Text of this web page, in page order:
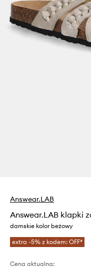
Answear.LAB
Answear.LAB klapki
damskie kolor beżowy
extra -5% z kodem: OFF*
Cena aktualna: